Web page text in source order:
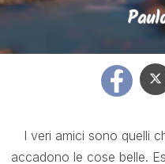
I veri amici sono quelli
accadono le cose belle.